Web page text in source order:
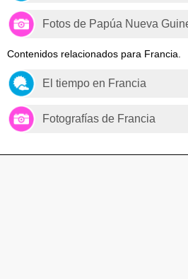
Fotos de Papúa Nueva
Contenidos relacionados para Francia.
El tiempo en Francia
Fotografías de Francia